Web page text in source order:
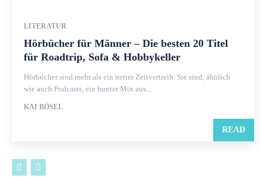
LITERATUR
Hörbücher für Männer – Die besten 20 Titel
für Roadtrip, Sofa & Hobbykeller
Hörbücher sind mehr als ein netter Zeitvertreib. Sie sind, ähnlich
wie auch Podcasts, ein bunter Mix aus...
KAI BÖSEL
READ